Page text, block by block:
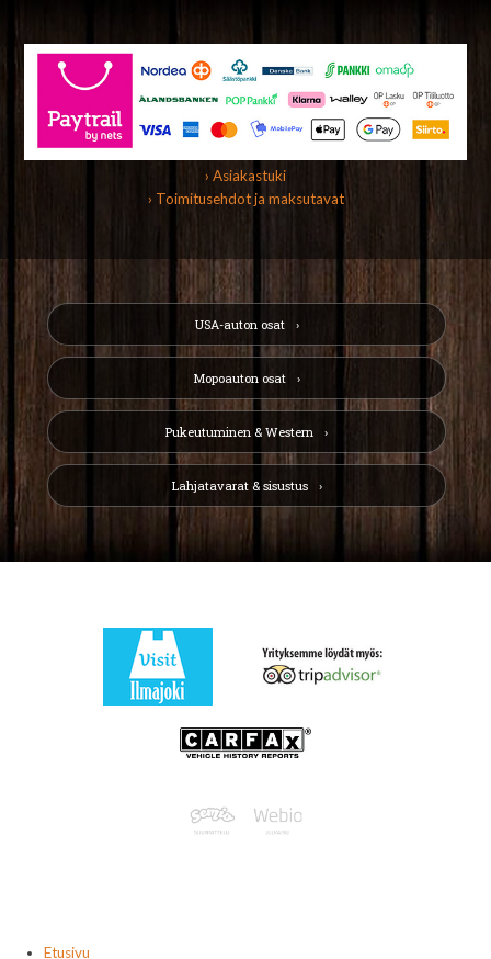
› Asiakastuki
› Toimitusehdot ja maksutavat
USA-auton osat
Mopoauton osat
Pukeutuminen & Western
Lahjatavarat & sisustus
Etusivu